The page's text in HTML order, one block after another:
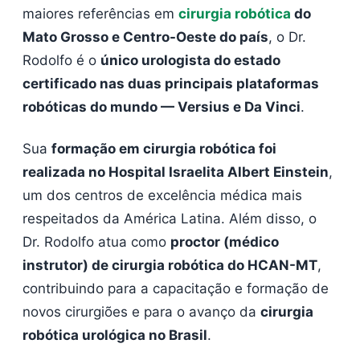
maiores referências em cirurgia robótica do
Mato Grosso e Centro-Oeste do país, o Dr.
Rodolfo é o único urologista do estado
certificado nas duas principais plataformas
robóticas do mundo — Versius e Da Vinci.
Sua formação em cirurgia robótica foi
realizada no Hospital Israelita Albert Einstein,
um dos centros de excelência médica mais
respeitados da América Latina. Além disso, o
Dr. Rodolfo atua como proctor (médico
instrutor) de cirurgia robótica do HCAN-MT,
contribuindo para a capacitação e formação de
novos cirurgiões e para o avanço da cirurgia
robótica urológica no Brasil.